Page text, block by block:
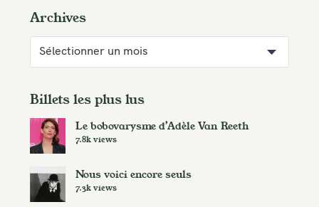
Archives
r
h
i
e
s
Billets les plus lus
Le bobovarysme d’Adèle Van Reeth
7.8k views
Nous voici encore seuls
7.3k views